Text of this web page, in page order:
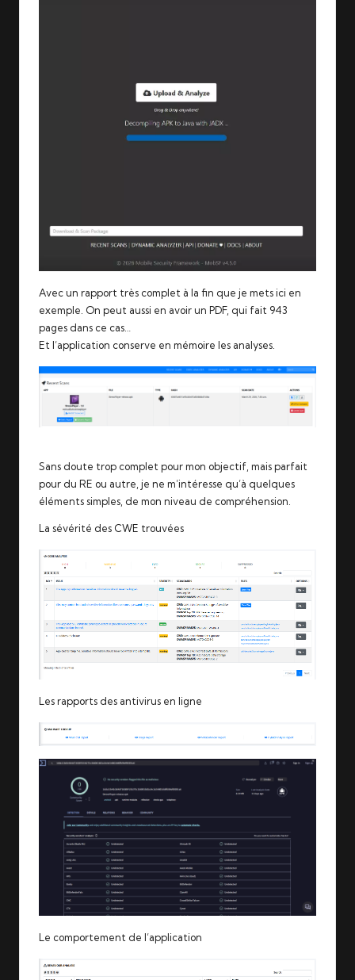
Avec un rapport très complet à la fin que je mets ici en
exemple . On peut aussi en avoir un PDF, qui fait 943
pages dans ce cas…
Et l’application conserve en mémoire les analyses.
Sans doute trop complet pour mon objectif, mais parfait
pour du RE ou autre, je ne m’intéresse qu’à quelques
éléments simples, de mon niveau de compréhension.
La sévérité des CWE trouvées
Les rapports des antivirus en ligne
Le comportement de l’application